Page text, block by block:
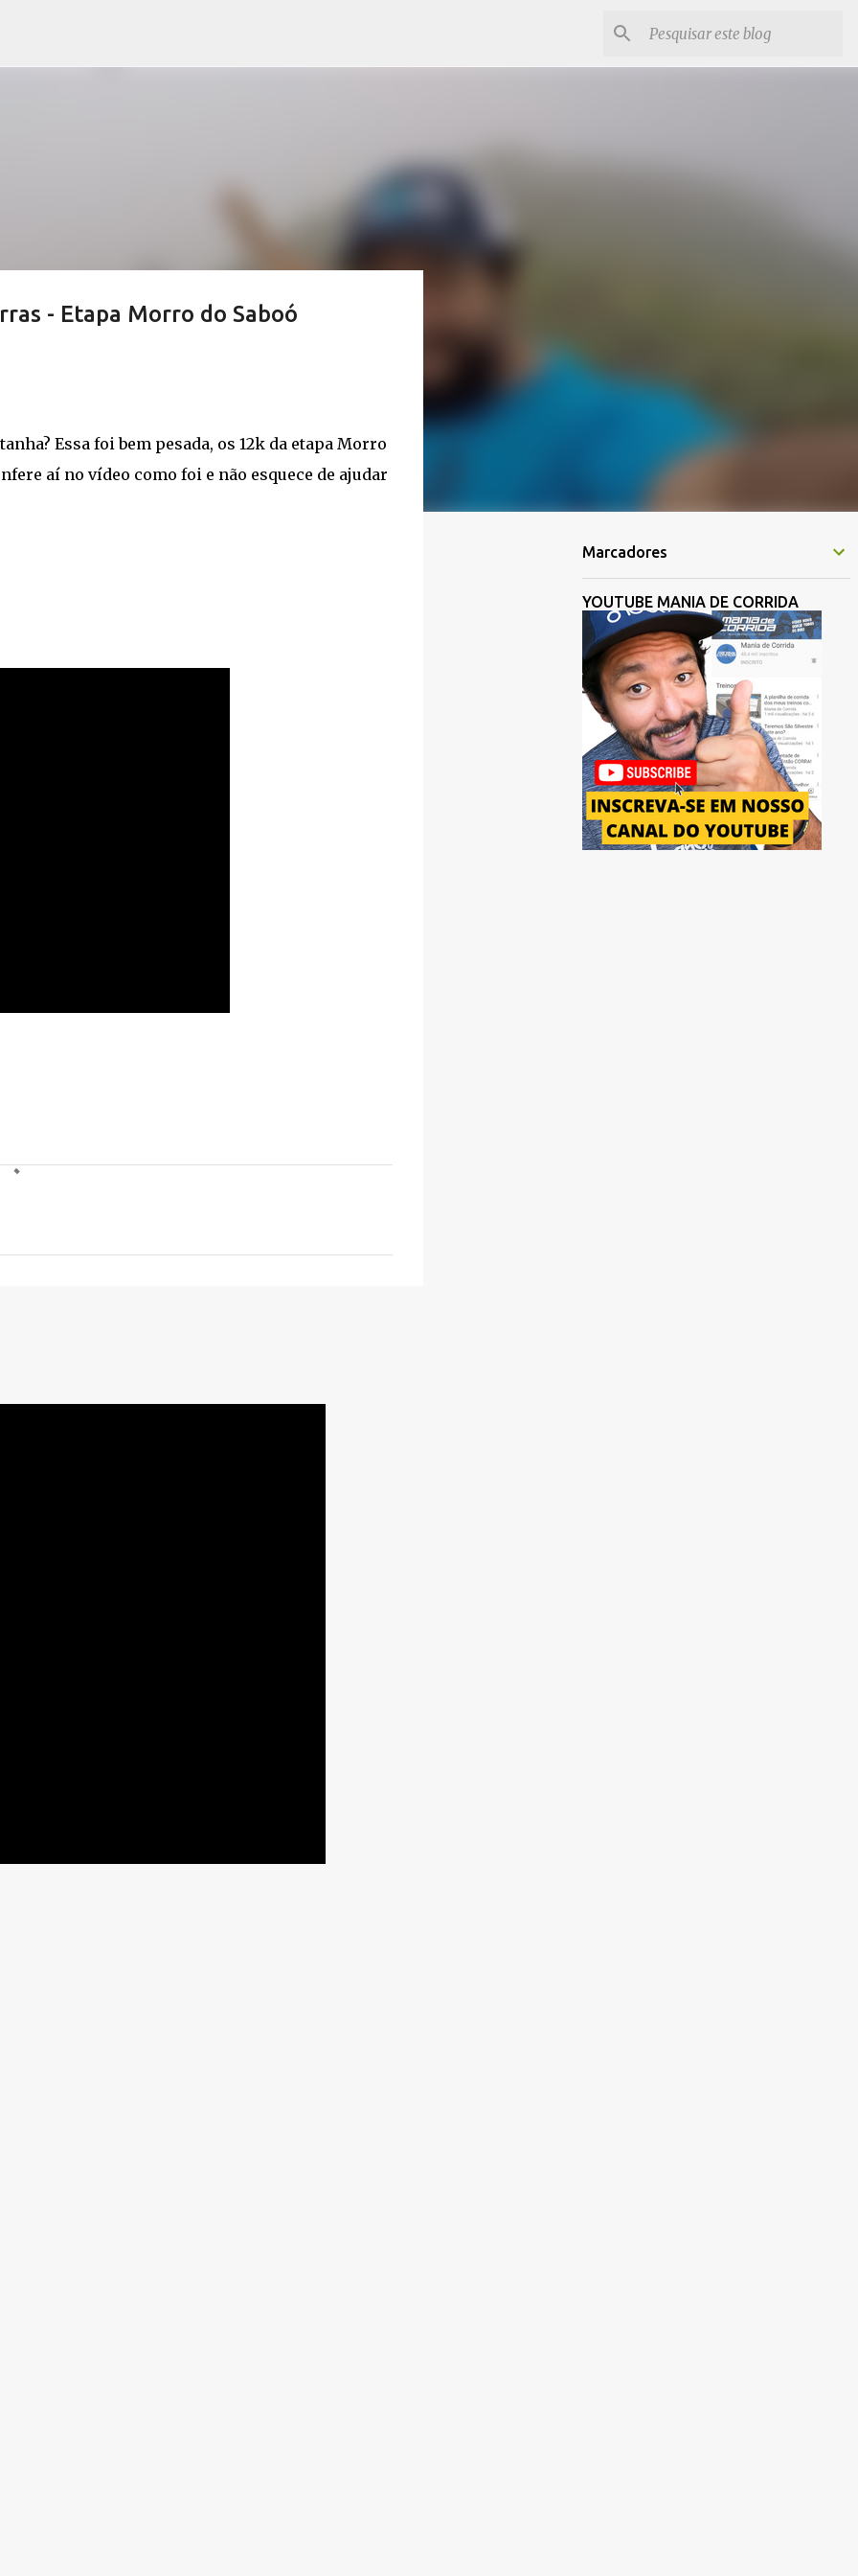
- Etapa Morro do Saboó
Essa foi bem pesada, os 12k da etapa Morro
aí no vídeo como foi e não esquece de ajudar
Marcadores
YOUTUBE MANIA DE CORRIDA